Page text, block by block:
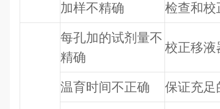
加样不精确 检查和校
每孔加的试剂量不
精确
校正移液
温育时间不正确 保证充足